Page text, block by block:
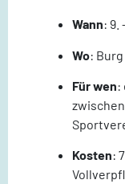
Wann: 9.
Wo:
Für wen:
Kosten: